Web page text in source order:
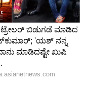
ಪ್ರವಾಸ ಜೂನ್
ಹಾಗೂ ಜೂನ್ 28
ಹೋರಾಟ
ಇಂಗ್ಲೆಂಡ್